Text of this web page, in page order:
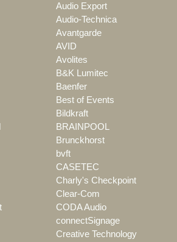
Audio Export
Audio-Technica
Avantgarde
AVID
Avolites
B&K Lumitec
Baenfer
Best of Events
Bildkraft
BRAINPOOL
Brunckhorst
bvft
CASETEC
Charly's Checkpoint
Clear-Com
CODA Audio
connectSignage
Creative Technology